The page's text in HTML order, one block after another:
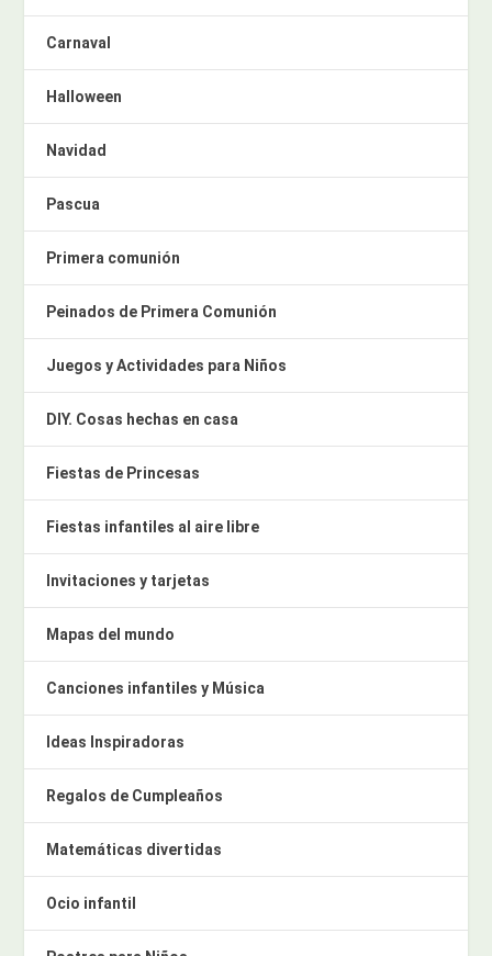
Carnaval
Halloween
Navidad
Pascua
Primera comunión
Peinados de Primera Comunión
Juegos y Actividades para Niños
DIY. Cosas hechas en casa
Fiestas de Princesas
Fiestas infantiles al aire libre
Invitaciones y tarjetas
Mapas del mundo
Canciones infantiles y Música
Ideas Inspiradoras
Regalos de Cumpleaños
Matemáticas divertidas
Ocio infantil